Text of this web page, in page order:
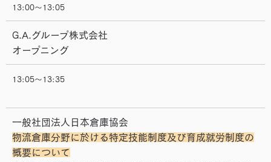
13:00～13:05
G.A.グループ株式会社
オープニング
13:05～13:35
一般社団法人日本倉庫協会
物流倉庫分野に於ける特定技能制度及び育成就労制度の
概要について